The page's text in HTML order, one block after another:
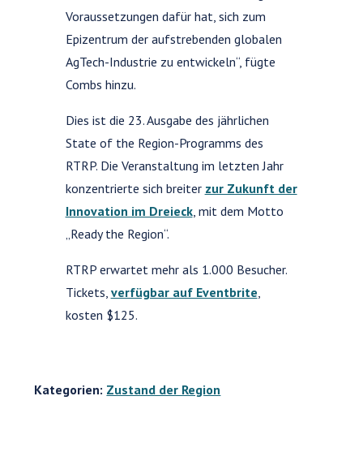
Voraussetzungen dafür hat, sich zum
Epizentrum der aufstrebenden globalen
AgTech-Industrie zu entwickeln“, fügte
Combs hinzu.
Dies ist die 23. Ausgabe des jährlichen
State of the Region-Programms des
RTRP. Die Veranstaltung im letzten Jahr
konzentrierte sich breiter zur Zukunft der
Innovation im Dreieck, mit dem Motto
„Ready the Region“.
RTRP erwartet mehr als 1.000 Besucher.
Tickets, verfügbar auf Eventbrite
kosten $125.
Kategorien: Zustand der Region